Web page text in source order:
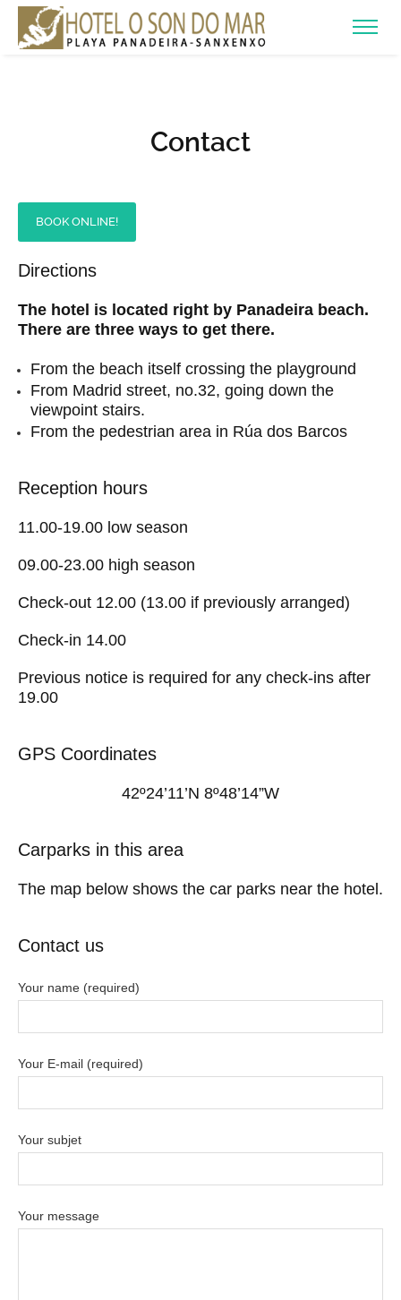
Contact
BOOK ONLINE!
Directions
The hotel is located right by Panadeira beach.
There are three ways to get there.
From the beach itself crossing the playground
From Madrid street, no.32, going down the
viewpoint stairs.
From the pedestrian area in Rúa dos Barcos
Reception hours
11.00-19.00 low season
09.00-23.00 high season
Check-out 12.00 (13.00 if previously arranged)
Check-in 14.00
Previous notice is required for any check-ins after
19.00
GPS Coordinates
42º24’11’N 8º48’14”W
Carparks in this area
The map below shows the car parks near the hotel.
Contact us
Your name (required)
Your E-mail (required)
Your subjet
Your message